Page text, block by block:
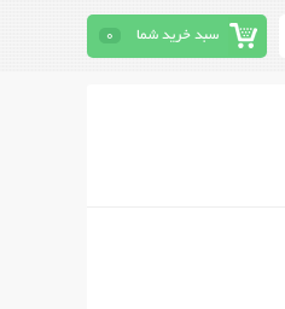
سبد خرید شما 0